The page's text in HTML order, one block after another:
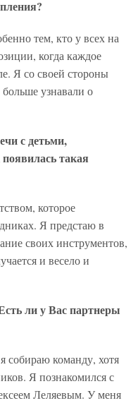
тем, кто у всех на
когда каждое
Я со своей стороны
узнавали о
с детьми,
такая
которое
Я предстаю в
своих инструментов,
и весело и
ли у Вас партнеры
собираю команду, хотя
Я познакомился с
Леляевым. У меня